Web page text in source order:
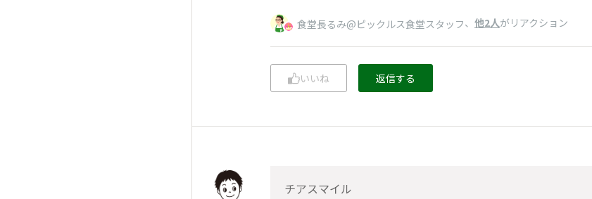
食堂長るみ@ピックルス食堂スタッフ、 他2人がリアクション
いいね 返信する
チアスマイル